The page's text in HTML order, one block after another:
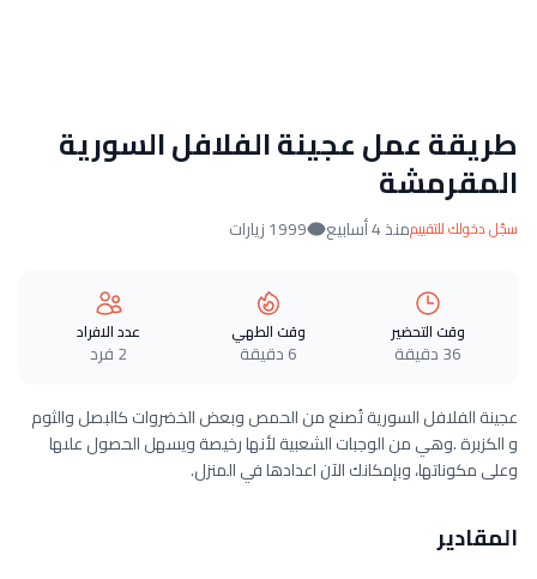
طريقة عمل عجينة الفلافل السورية
المقرمشة
سجّل دخولك للتقييممنذ 4 أسابيع 1999 زيارات
وقت التحضير
36 دقيقة
وقت الطهي
6 دقيقة
عدد الافراد
2 فرد
عجينة الفلافل السورية تُصنع من الحمص وبعض الخضروات كالبصل والثوم
و الكزبرة .وهي من الوجبات الشعبية لأنها رخيصة ويسهل الحصول علىها
وعلى مكوناتها، وبإمكانك الآن اعدادها في المنزل.
المقادير